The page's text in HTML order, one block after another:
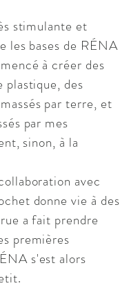
stimulante et
les bases de RÉNA
à créer des
plastique, des
par terre, et
par mes
sinon, à la
avec
donne vie à des
a fait prendre
premières
s'est alors